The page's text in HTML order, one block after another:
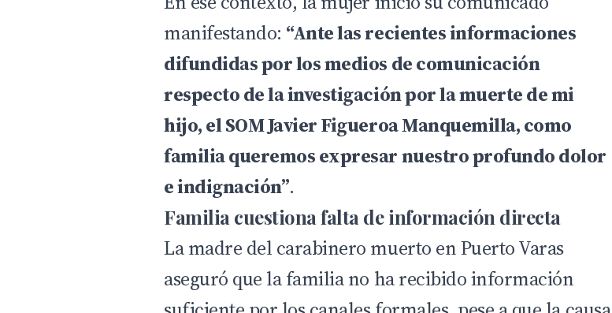
manifestando: “Ante las recientes informaciones
difundidas por los medios de comunicación
respecto de la investigación por la muerte de mi
hijo, el SOM Javier Figueroa Manquemilla, como
familia queremos expresar nuestro profundo dolor
e indignación”.
Familia cuestiona falta de información directa
La madre del carabinero muerto en Puerto Varas
aseguró que la familia no ha recibido información